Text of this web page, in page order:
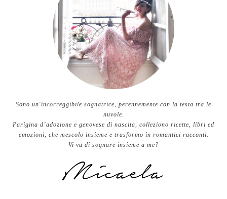
Sono un'incorreggibile sognatrice, perennemente con la testa tra le
nuvole.
Parigina d’adozione e genovese di nascita, colleziono ricette, libri ed
emozioni, che mescolo insieme e trasformo in romantici racconti.
Vi va di sognare insieme a me?